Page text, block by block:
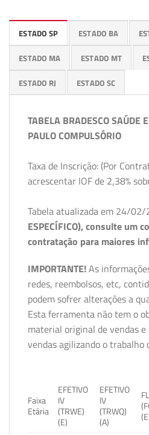
ESTADO SP ESTADO BA
ESTADO MA ESTADO MT
ESTADO RJ ESTADO SC
TABELA BRADESCO SAÚDE
PAULO COMPULSÓRIO
Taxa de Inscrição: (Por
acrescentar IOF de 2,38%
Tabela atualizada em 24/
ESPECÍFICO), consulte um
contratação para maiores
IMPORTANTE!As
redes, reembolsos, etc,
podem sofrer alterações a
Esta ferramenta não tem o
material original de vendas e
vendas agilizando o trabalho
Faixa
Etária
EFETIVO
IV
(TRWE)
(E)
EFETIVO
IV
(TRWQ)
(A)